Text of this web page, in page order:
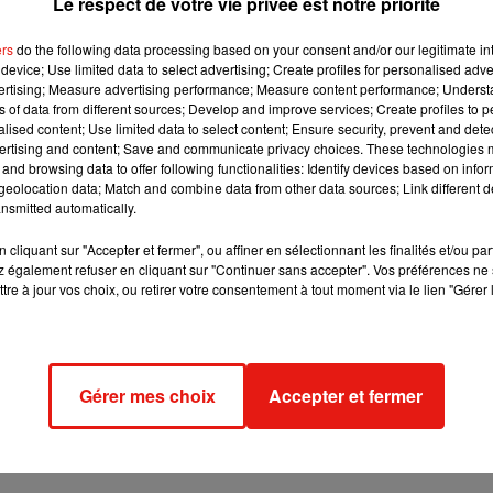
Versailles, situé dans le sud de la capitale. Ce rapport
180 mètres de haut et 42 étages, avait été «inséré de
de Versailles ».En outre,pour réaliser ce projet, la ville
des expositions, Viparis (filiale d'Unibail-Rodamco), à
a-t-elle également pointé.
mais lui a attribué
« dans des conditions en partie contestables »,
compte tenu de la complexité du projet,la ville de
»,
ainsi privée d'une ressource nette tout en provoquant
»,
observait la chambre régionale des comptes.
maire socialiste Bertrand Delanoë.Il avait étéune première
par le Conseil de Paris le 30 juin 2015, à une
do the following data processing based on your consent and/or our legitimate
Use limited data to select advertising; Create profiles for personalised
Measure advertising performance; Measure content performance;
of data from different sources; Develop and improve services; Create profiles to
content; Use limited data to select content; Ensure security, prevent and
and content; Save and communicate privacy choices. These technologies
browsing data to offer following functionalities: Identify devices based on
data; Match and combine data from other data sources; Link different
automatically.
cliquant sur "Accepter et fermer", ou affiner en sélectionnant les finalités et/ou
également refuser en cliquant sur "Continuer sans accepter". Vos préférences
à jour vos choix, ou retirer votre consentement à tout moment via le lien
Gérer mes choix Accepter et fermer